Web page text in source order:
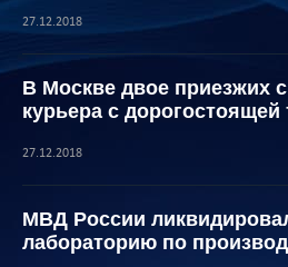
27.12.2018
В Москве двое приезжих
курьера с дорогостоящей
27.12.2018
МВД России
лабораторию по